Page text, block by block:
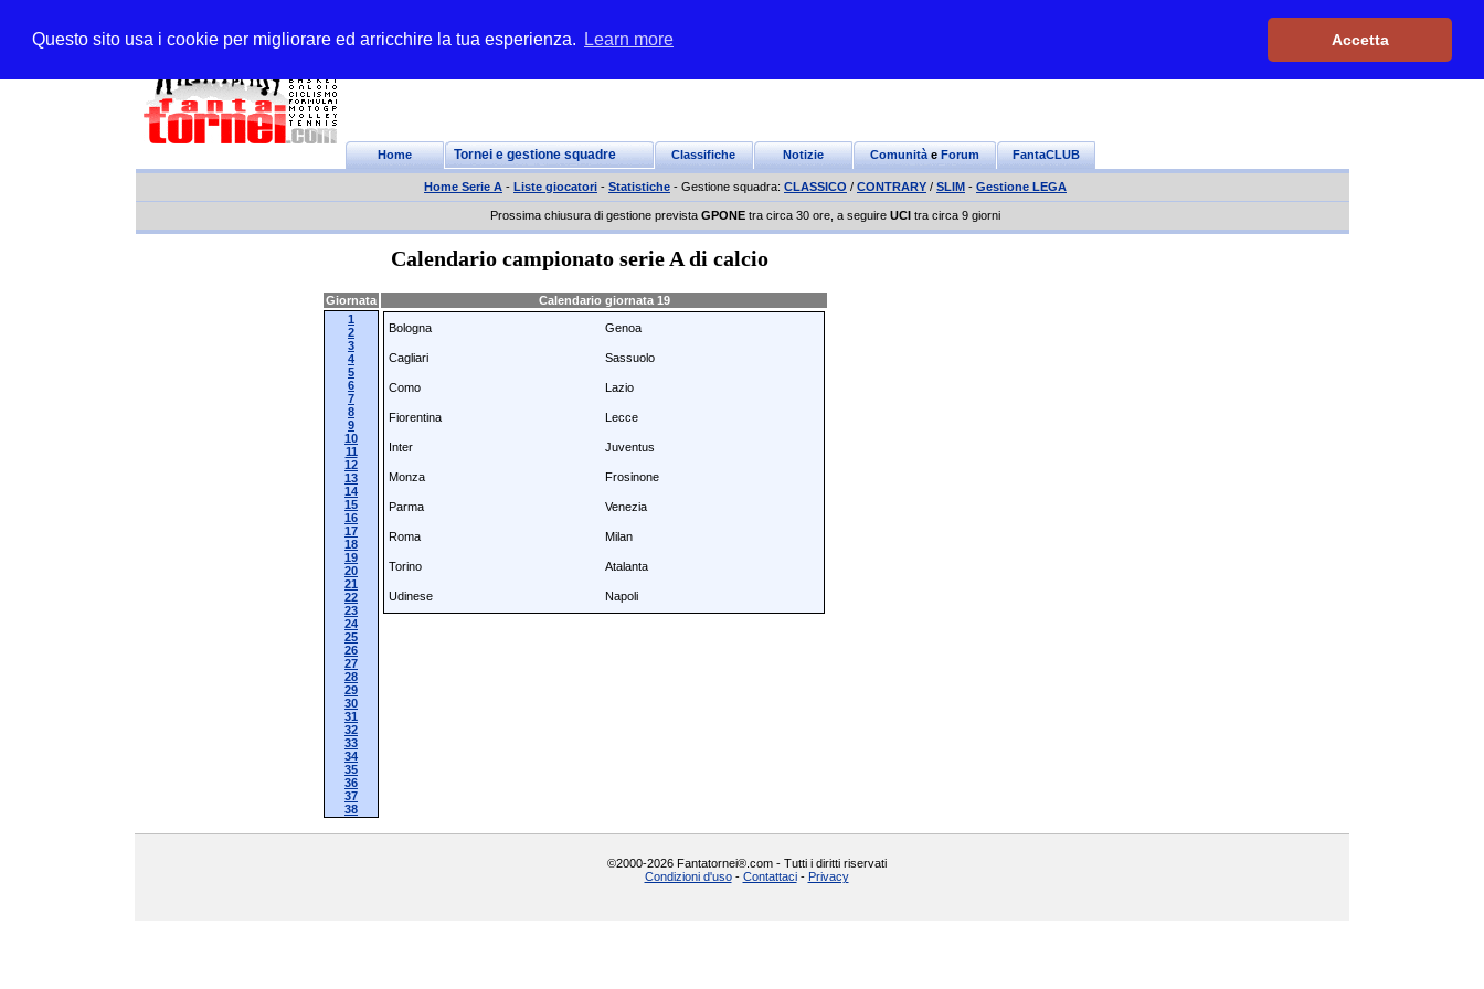
Questo sito usa i cookie per migliorare ed arricchire la tua esperienza. Learn more Accetta
Contattaci|Login|
Home Tornei e gestione squadre Classifiche Notizie Comunitàe Forum FantaCLUB
Home Serie A - Liste giocatori - Statistiche - Gestione squadra: CLASSICO / CONTRARY / SLIM - Gestione LEGA
Prossima chiusura di gestione prevista GPONE tra circa 30 ore, a seguire UCI tra circa 9 giorni
Calendario campionato serie A di calcio
Giornata
Calendario giornata 19
1
2
3
4
5
6
7
8
9
10
11
12
13
14
15
16
17
18
19
20
21
22
23
24
25
26
27
28
29
30
31
32
33
34
35
36
37
38
Bologna Genoa
Cagliari Sassuolo
Como Lazio
Fiorentina Lecce
Inter Juventus
Monza Frosinone
Parma Venezia
Roma Milan
Torino Atalanta
Udinese Napoli
©2000-2026 Fantatornei®.com - Tutti i diritti riservati
Condizioni d'uso- Contattaci- Privacy